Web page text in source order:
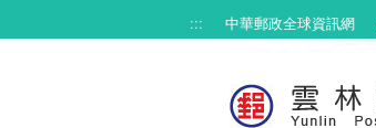
::: 中華郵政全球資訊網